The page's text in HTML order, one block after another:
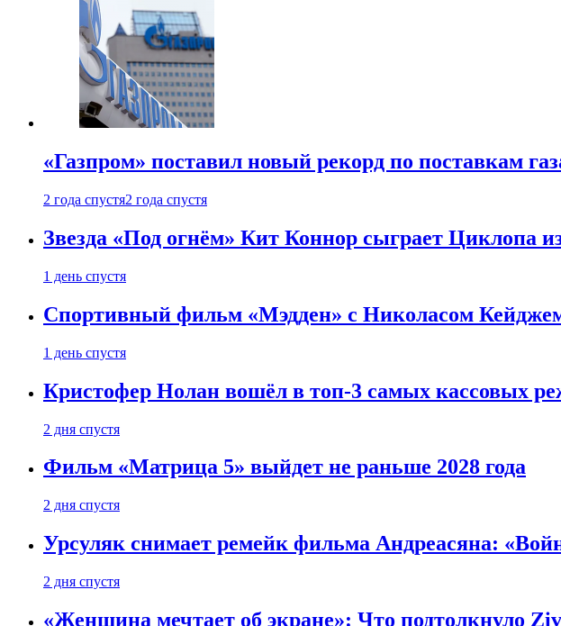
«Газпром» поставил новый рекорд по поставкам
2 года спустя2 года спустя
Звезда «Под огнём» Кит Коннор сыграет Циклопа
1 день спустя
Спортивный фильм «Мэдден» с Николасом
1 день спустя
Кристофер Нолан вошёл в топ-3 самых кассовых
2 дня спустя
Фильм «Матрица 5» выйдет не раньше 2028 года
2 дня спустя
Урсуляк снимает ремейк фильма Андреасяна:
2 дня спустя
«Женщина мечтает об экране»: Что подтолкнуло